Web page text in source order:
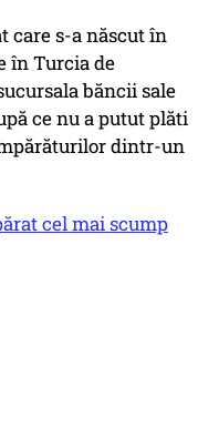
care s-a născut în
în Turcia de
băncii sale
ce nu a putut plăti
dintr-un
cel mai scump